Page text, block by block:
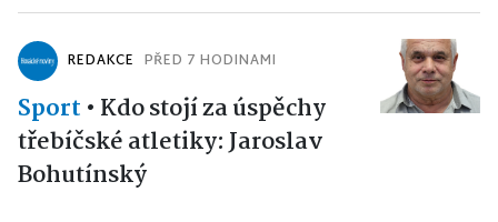
REDAKCE PŘED 7 HODINAMI
Sport • Kdo stojí za úspěchy
třebíčské atletiky: Jaroslav
Bohutínský